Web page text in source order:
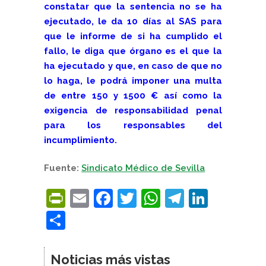
constatar que la sentencia no se ha
ejecutado, le da 10 días al SAS para
que le informe de si ha cumplido el
fallo, le diga que órgano es el que la
ha ejecutado y que, en caso de que no
lo haga, le podrá imponer una multa
de entre 150 y 1500 € así como la
exigencia de responsabilidad penal
para los responsables del
incumplimiento.
Fuente: Sindicato Médico de Sevilla
PrintFriendly
EmailFacebook
Twitter
WhatsApp
Noticias más vistas